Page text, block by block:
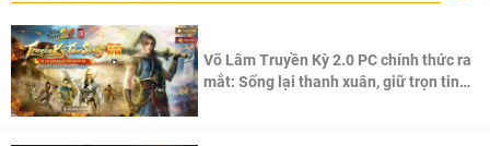
Võ Lâm Truyền Kỳ 2.0 PC chính thức ra
mắt: Sống lại thanh xuân, giữ trọn tinh